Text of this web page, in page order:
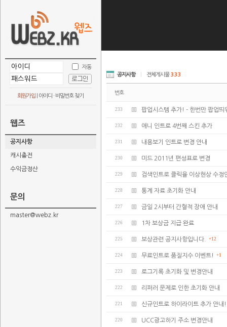
자동
회원가입 아이디 · 비밀번호 찾기
웹즈
공지사항
캐시충전
수익금정산
문의
master@webz.kr
공지사항 전체게시물333
번호
233 팝업시스템 추가! - 한번만 팝업띄
232 애니 인트로 4번째 스킨 추가
231 내용보기 인트로 변경 안내
230 미드 2011년 편성표로 변경
229 검색인트로 클릭율 이상현상 수정
228 통계 자료 초기화 안내
227 금일 2시부터 간혈적 장애 안내
226 1차 보상금 지급 완료
225 보상관련 공지사항입니다. +12
224 무료인트로 품질지수 이벤트! +1
223 로그기록 초기화 및 변경안내
222 리퍼러 문제로 인한 초기화 안내
221 신규인트로 하이라이트 추가 안내!
220 UCC광고하기 주소 변경안내